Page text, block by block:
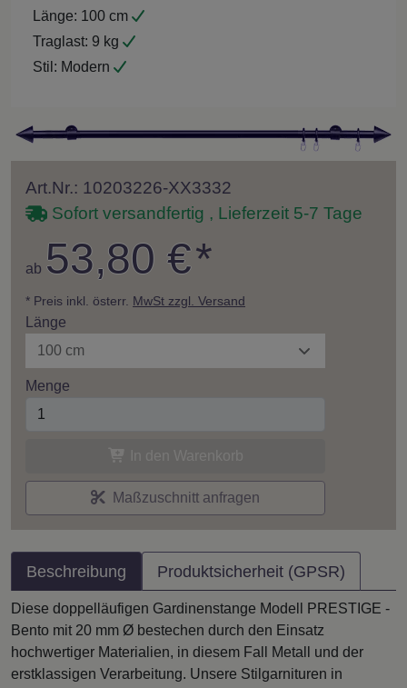
Länge: 100 cm
Traglast: 9 kg
Stil: Modern
Art.Nr.: 10203226-XX3332
Sofort versandfertig , Lieferzeit 5-7 Tage
ab 53,80 €*
* Preis inkl. österr. MwSt zzgl. Versand
Länge
100 cm
Menge
Maßzuschnitt anfragen
Beschreibung Produktsicherheit (GPSR)
Diese doppelläufigen Gardinenstange Modell PRESTIGE -
Bento mit 20 mm Ø bestechen durch den Einsatz
hochwertiger Materialien, in diesem Fall Metall und der
erstklassigen Verarbeitung. Unsere Stilgarnituren in